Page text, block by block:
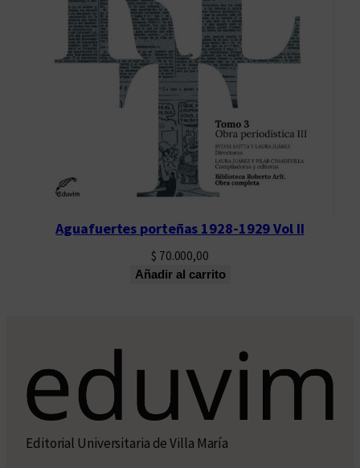
Aguafuertes porteñas 1928-1929 Vol II
$ 70.000,00
Añadir al carrito
Editorial Universitaria de Villa María